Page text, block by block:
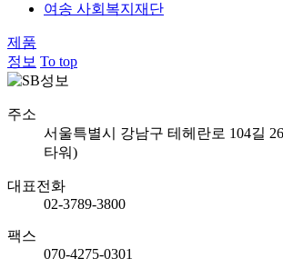
여송 사회복지재단
제품
정보 To top
주소
서울특별시 강남구 테헤란로 104길
타워)
대표전화
02-3789-3800
팩스
070-4275-0301